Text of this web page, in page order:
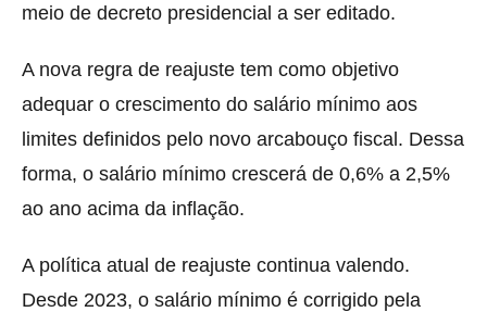
meio de decreto presidencial a ser editado.
A nova regra de reajuste tem como objetivo
adequar o crescimento do salário mínimo aos
limites definidos pelo novo arcabouço fiscal. Dessa
forma, o salário mínimo crescerá de 0,6% a 2,5%
ao ano acima da inflação.
A política atual de reajuste continua valendo.
Desde 2023, o salário mínimo é corrigido pela